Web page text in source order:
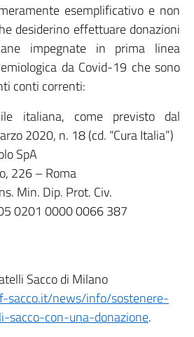
esemplificativo e non
desiderino effettuare donazioni
impegnate in prima linea
da Covid-19 che sono
conti correnti:
italiana, come previsto dal
2020, n. 18 (cd. “Cura Italia”)
SpA
226 – Roma
Min. Dip. Prot. Civ.
0201 0000 0066 387
Sacco di Milano
sacco.it/news/info/sostenere-
sacco-con-una-donazione.